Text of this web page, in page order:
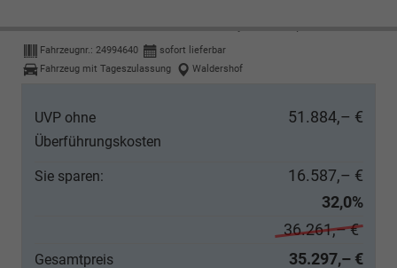
Fahrzeugnr.: 24994640
sofort lieferbar
Fahrzeug mit Tageszulassung
Waldershof
UVP ohne
Überführungskosten
51.884,– €
Sie sparen:
16.587,– €
32,0%
36.261,– €
Gesamtpreis 35.297,– €